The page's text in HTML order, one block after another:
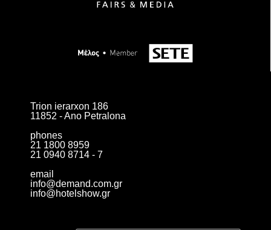
Trion ierarxon 186
11852 - Ano Petralona
phones
21 1800 8959
21 0940 8714 - 7
email
info@demand.com.gr
info@hotelshow.gr